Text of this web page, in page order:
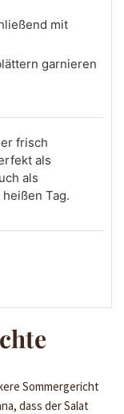
mit
garnieren
frisch
als
als
Tag.
Sommergericht
dass der Salat